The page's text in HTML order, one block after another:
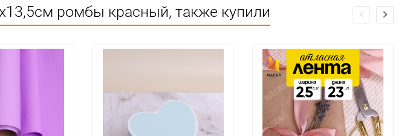
Особых условий не требует
1
ромбы красный, также купили